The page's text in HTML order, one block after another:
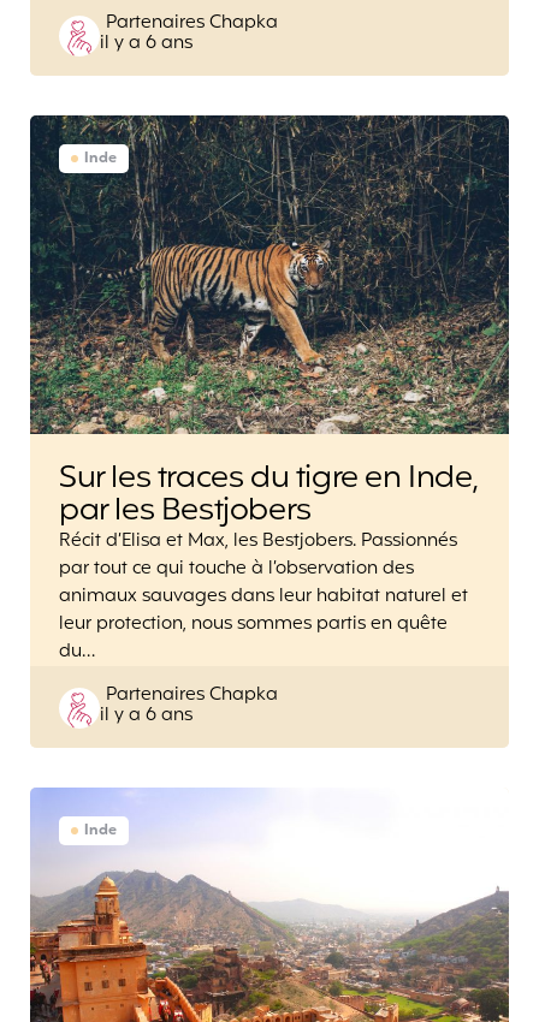
Posted
by
Partenaires Chapka
il y a 6 ans
Inde
Sur les traces du tigre en Inde,
par les Bestjobers
Récit d’Elisa et Max, les Bestjobers. Passionnés
par tout ce qui touche à l’observation des
animaux sauvages dans leur habitat naturel et
leur protection, nous sommes partis en quête
du…
Posted
by
Partenaires Chapka
il y a 6 ans
Inde